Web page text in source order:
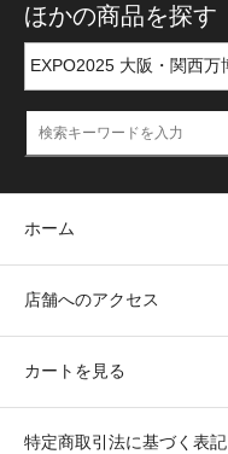
ほかの商品を探す
ホーム
店舗へのアクセス
カートを見る
特定商取引法に基づく表記